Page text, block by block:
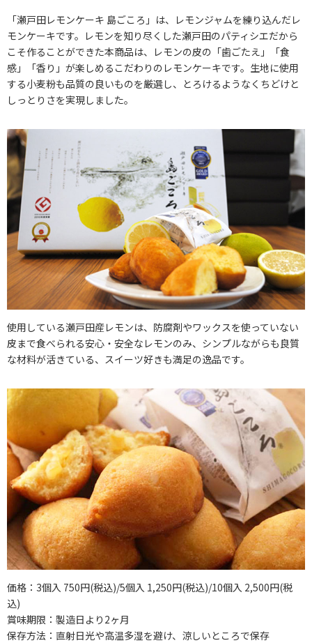
「瀬戸田レモンケーキ 島ごころ」は、レモンジャムを練り込んだレ
モンケーキです。レモンを知り尽くした瀬戸田のパティシエだから
こそ作ることができた本商品は、レモンの皮の「歯ごたえ」「食
感」「香り」が楽しめるこだわりのレモンケーキです。生地に使用
する小麦粉も品質の良いものを厳選し、とろけるようなくちどけと
しっとりさを実現しました。
使用している瀬戸田産レモンは、防腐剤やワックスを使っていない
皮まで食べられる安心・安全なレモンのみ、シンプルながらも良質
な材料が活きている、スイーツ好きも満足の逸品です。
価格：3個入 750円(税込)/5個入 1,250円(税込)/10個入 2,500円(税
込)
賞味期限：製造日より2ヶ月
保存方法：直射日光や高温多湿を避け、涼しいところで保存